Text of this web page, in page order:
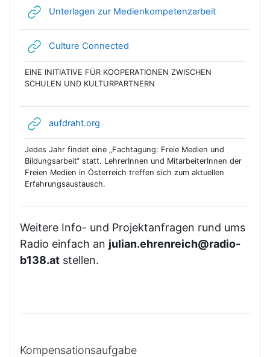
Unterlagen zur MedienkompetenzarbeitLink/URL
Culture Connected
EINE INITIATIVE FÜR KOOPERATIONEN ZWISCHEN
SCHULEN UND KULTURPARTNERN
aufdraht.org
Jedes Jahr findet eine „Fachtagung: Freie Medien und
Bildungsarbeit“ statt. LehrerInnen und MitarbeiterInnen der
Freien Medien in Österreich treffen sich zum aktuellen
Erfahrungsaustausch.
Weitere Info- und Projektanfragen rund ums
Radio einfach an julian.ehrenreich@radio-
b138.at stellen.
Kompensationsaufgabe